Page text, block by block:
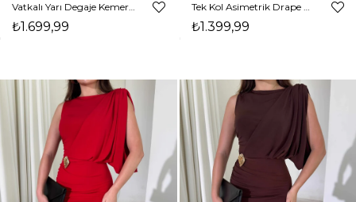
Vatkalı Yarı Degaje Kemerli Maxi Boy Yağ Yeşili Rue Elbise 26Y417
₺1.699,99
Tek Kol Asimetrik Drape Detaylı Aksesuarlı Yandan Yırtmaçlı Siyah Declan Kadın Elbise 26Y416
₺1.399,99